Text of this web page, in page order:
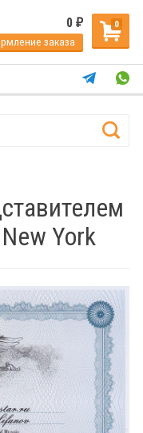
0
0₽
заказа
York